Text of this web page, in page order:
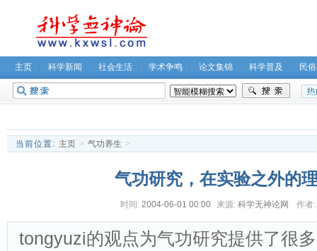
主页 科学新闻 社会生活 学术争鸣 论文集锦 科学普及 民
无神论坛
当前位置: 主页 > 气功养生 >
气功研究，在实验之外的
时间: 2004-06-01 00:00 来源: 科学无神论网 作者:
tongyuzi的观点为气功研究提供了很